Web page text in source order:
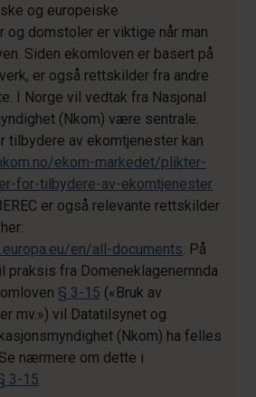
og europeiske
og domstoler er viktige når man
Siden ekomloven er basert på
er også rettskilder fra andre
I Norge vil vedtak fra Nasjonal
(Nkom) være sentrale.
tilbydere av ekomtjenester kan
ekom-markedet/plikter-
for-tilbydere-av-ekomtjenester
er også relevante rettskilder
en/all-documents. På
praksis fra Domeneklagenemnda
§ 3-15 («Bruk av
mv.») vil Datatilsynet og
(Nkom) ha felles
nærmere om dette i
3-15.